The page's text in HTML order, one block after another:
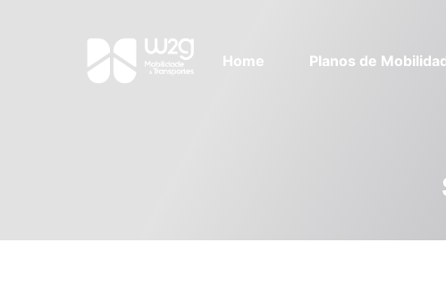
Home Planos de